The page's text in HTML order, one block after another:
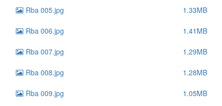
Rba 005.jpg 1.33MB
Rba 006.jpg 1.41MB
Rba 007.jpg 1.29MB
Rba 008.jpg 1.28MB
Rba 009.jpg 1.05MB